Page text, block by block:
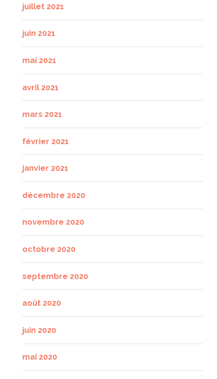
juillet 2021
juin 2021
mai 2021
avril 2021
mars 2021
février 2021
janvier 2021
décembre 2020
novembre 2020
octobre 2020
septembre 2020
août 2020
juin 2020
mai 2020